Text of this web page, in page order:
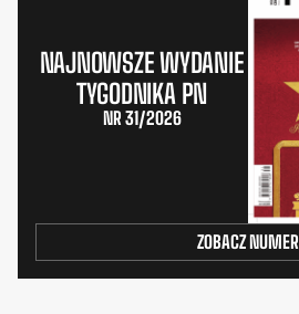
NAJNOWSZE WYDANIE
TYGODNIKA PN
NR 31/2026
ZOBACZ NUMER